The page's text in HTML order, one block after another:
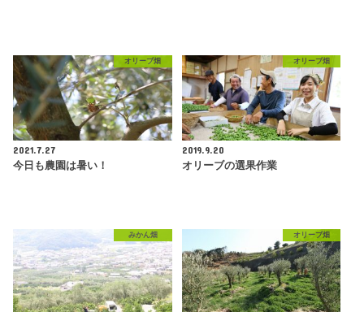
オリーブ畑
2021.7.27
今日も農園は暑い！
オリーブ畑
2019.9.20
オリーブの選果作業
みかん畑 オリーブ畑